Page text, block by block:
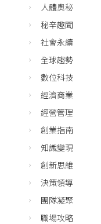
人體奧秘
秘辛趣聞
社會永續
全球趨勢
數位科技
經濟商業
經營管理
創業指南
知識變現
創新思維
決策領導
團隊凝聚
職場攻略